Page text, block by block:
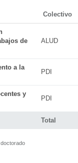
Colectivo
Total
de
ALUD
a la
PDI
y
PDI